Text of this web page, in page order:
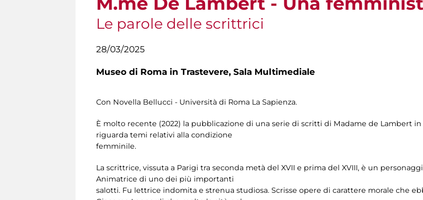
Le parole delle scrittrici
28/03/2025
Museo di Roma in Trastevere, Sala Multimediale
Con Novella Bellucci - Università di Roma La Sapienza.
È molto recente (2022) la pubblicazione di una serie di scritti di Madame de Lambert
riguarda temi relativi alla condizione
femminile.
La scrittrice, vissuta a Parigi tra seconda metà del XVII e prima del XVIII, è un
Animatrice di uno dei più importanti
salotti. Fu lettrice indomita e strenua studiosa. Scrisse opere di carattere morale che